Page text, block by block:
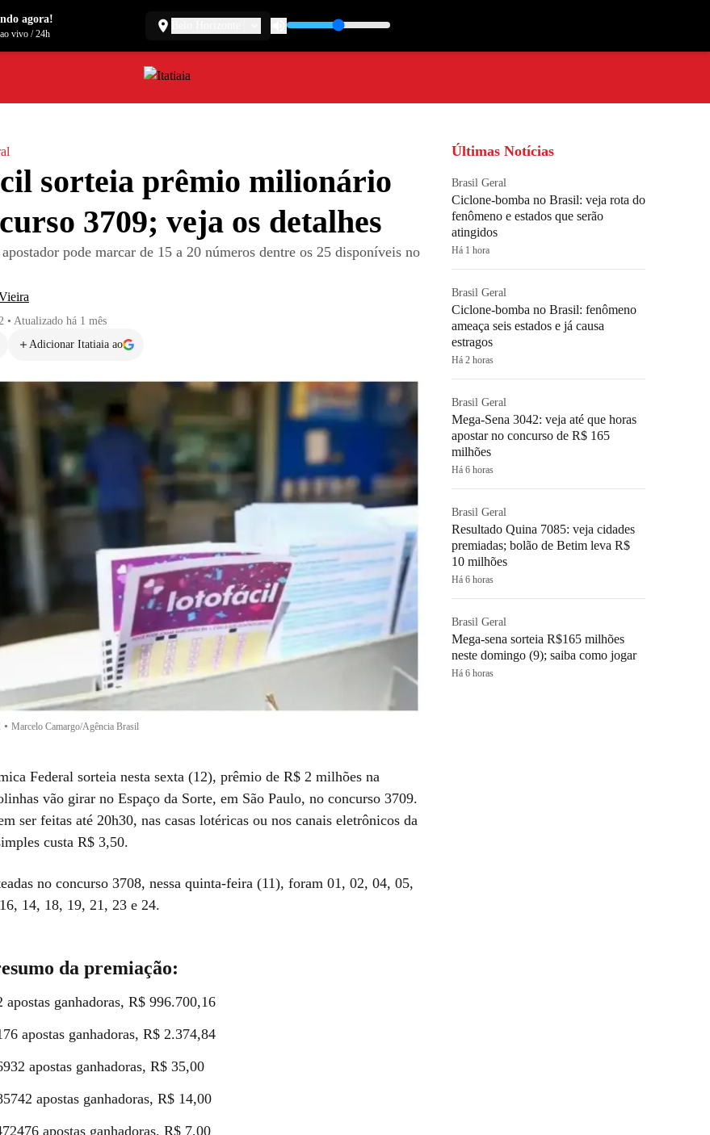
sorteia prêmio milionário
3709; veja os detalhes
pode marcar de 15 a 20 números dentre os 25 disponíveis no
• Atualizado há 1 mês
Adicionar Itatiaia ao
• Marcelo Camargo/Agência Brasil
Federal sorteia nesta sexta (12), prêmio de R$ 2 milhões na
vão girar no Espaço da Sorte, em São Paulo, no concurso 3709.
ser feitas até 20h30, nas casas lotéricas ou nos canais eletrônicos da
custa R$ 3,50.
no concurso 3708, nessa quinta-feira (11), foram 01, 02, 04, 05,
14, 18, 19, 21, 23 e 24.
da premiação:
apostas ganhadoras, R$ 996.700,16
apostas ganhadoras, R$ 2.374,84
apostas ganhadoras, R$ 35,00
apostas ganhadoras, R$ 14,00
apostas ganhadoras, R$ 7,00
Últimas Notícias
Brasil Geral
Ciclone-bomba no Brasil: veja rota do
fenômeno e estados que serão
atingidos
Há 1 hora
Brasil Geral
Ciclone-bomba no Brasil: fenômeno
ameaça seis estados e já causa
estragos
Há 2 horas
Brasil Geral
Mega-Sena 3042: veja até que horas
apostar no concurso de R$ 165
milhões
Há 6 horas
Brasil Geral
Resultado Quina 7085: veja cidades
premiadas; bolão de Betim leva R$
10 milhões
Há 6 horas
Brasil Geral
Mega-sena sorteia R$165 milhões
neste domingo (9); saiba como jogar
Há 6 horas
agora!
vivo/24h